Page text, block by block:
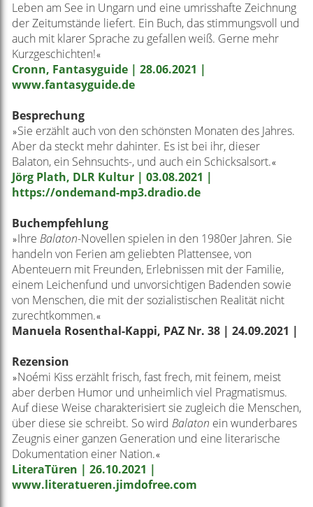
Leben am See in Ungarn und eine umrisshafte Zeichnung
der Zeitumstände liefert. Ein Buch, das stimmungsvoll und
auch mit klarer Sprache zu gefallen weiß. Gerne mehr
Kurzgeschichten!«
Cronn, Fantasyguide | 28.06.2021 |
www.fantasyguide.de
Besprechung
»Sie erzählt auch von den schönsten Monaten des Jahres.
Aber da steckt mehr dahinter. Es ist bei ihr, dieser
Balaton, ein Sehnsuchts-, und auch ein Schicksalsort.«
Jörg Plath, DLR Kultur | 03.08.2021 |
https://ondemand-mp3.dradio.de
Buchempfehlung
»Ihre Balaton-Novellen spielen in den 1980er Jahren. Sie
handeln von Ferien am geliebten Plattensee, von
Abenteuern mit Freunden, Erlebnissen mit der Familie,
einem Leichenfund und unvorsichtigen Badenden sowie
von Menschen, die mit der sozialistischen Realität nicht
zurechtkommen.«
Manuela Rosenthal-Kappi, PAZ Nr. 38 | 24.09.2021 |
Rezension
»Noémi Kiss erzählt frisch, fast frech, mit feinem, meist
aber derben Humor und unheimlich viel Pragmatismus.
Auf diese Weise charakterisiert sie zugleich die Menschen,
über diese sie schreibt. So wird Balaton ein wunderbares
Zeugnis einer ganzen Generation und eine literarische
Dokumentation einer Nation.«
LiteraTüren | 26.10.2021 |
www.literatueren.jimdofree.com